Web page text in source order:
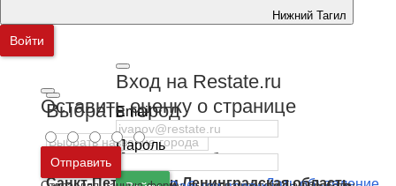
Нижний Тагил
Войти
Выбрать город
Москва и
Московская область
Санкт-Петербург иЛенинградская область
Вход на Restate.ru
Email
Пароль
Оставить оценку о странице
Отправить